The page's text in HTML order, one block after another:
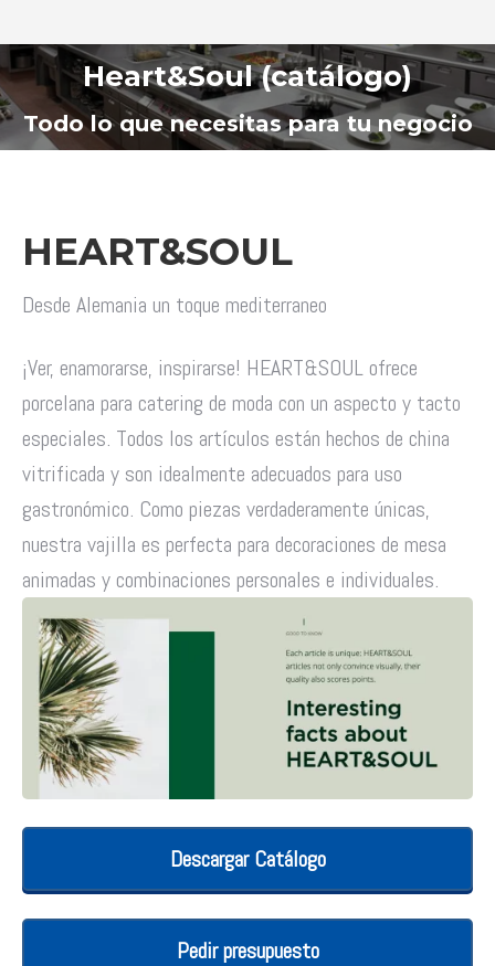
Heart&Soul (catálogo)
Todo lo que necesitas para tu negocio
Estás aquí:
HEART&SOUL
Desde Alemania un toque mediterraneo
¡Ver, enamorarse, inspirarse! HEART&SOUL ofrece
porcelana para catering de moda con un aspecto y tacto
especiales. Todos los artículos están hechos de china
vitrificada y son idealmente adecuados para uso
gastronómico. Como piezas verdaderamente únicas,
nuestra vajilla es perfecta para decoraciones de mesa
animadas y combinaciones personales e individuales.
Descargar Catálogo
Pedir presupuesto